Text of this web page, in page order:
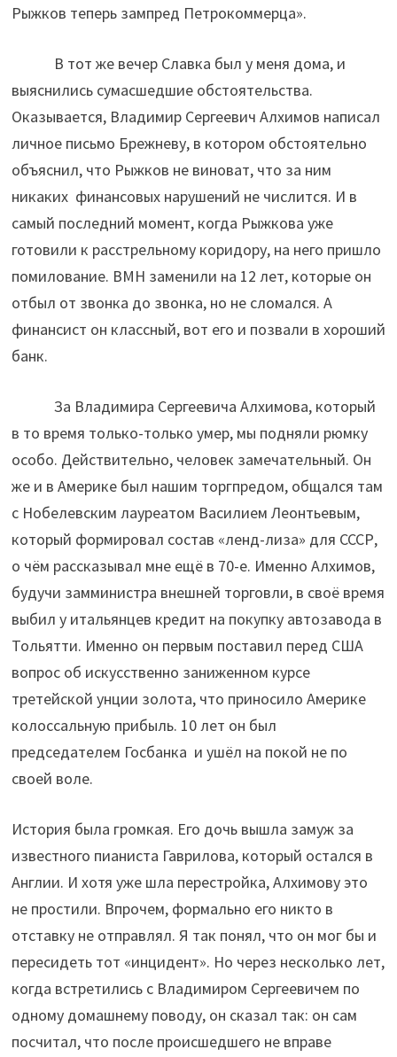
Рыжков теперь зампред Петрокоммерца».
В тот же вечер Славка был у меня дома, и
выяснились сумасшедшие обстоятельства.
Оказывается, Владимир Сергеевич Алхимов написал
личное письмо Брежневу, в котором обстоятельно
объяснил, что Рыжков не виноват, что за ним
никаких финансовых нарушений не числится. И в
самый последний момент, когда Рыжкова уже
готовили к расстрельному коридору, на него пришло
помилование. ВМН заменили на 12 лет, которые он
отбыл от звонка до звонка, но не сломался. А
финансист он классный, вот его и позвали в хороший
банк.
За Владимира Сергеевича Алхимова, который
в то время только-только умер, мы подняли рюмку
особо. Действительно, человек замечательный. Он
же и в Америке был нашим торгпредом, общался там
с Нобелевским лауреатом Василием Леонтьевым,
который формировал состав «ленд-лиза» для СССР,
о чём рассказывал мне ещё в 70-е. Именно Алхимов,
будучи замминистра внешней торговли, в своё время
выбил у итальянцев кредит на покупку автозавода в
Тольятти. Именно он первым поставил перед США
вопрос об искусственно заниженном курсе
третейской унции золота, что приносило Америке
колоссальную прибыль. 10 лет он был
председателем Госбанка и ушёл на покой не по
своей воле.
История была громкая. Его дочь вышла замуж за
известного пианиста Гаврилова, который остался в
Англии. И хотя уже шла перестройка, Алхимову это
не простили. Впрочем, формально его никто в
отставку не отправлял. Я так понял, что он мог бы и
пересидеть тот «инцидент». Но через несколько лет,
когда встретились с Владимиром Сергеевичем по
одному домашнему поводу, он сказал так: он сам
посчитал, что после происшедшего не вправе